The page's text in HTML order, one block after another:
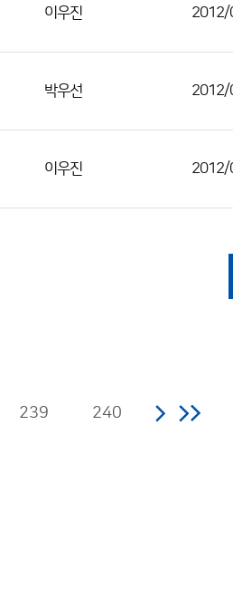
이우진 2012/
박우선 2012/
이우진 2012/
239 240